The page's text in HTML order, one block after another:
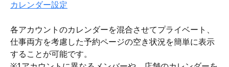
カレンダー設定
各アカウントのカレンダーを混合させてプライベート、
仕事両方を考慮した予約ページの空き状況を簡単に表示
することが可能です。